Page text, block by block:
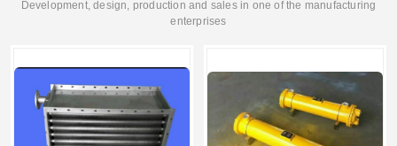
Development, design, production and sales in one of the manufacturing
enterprises